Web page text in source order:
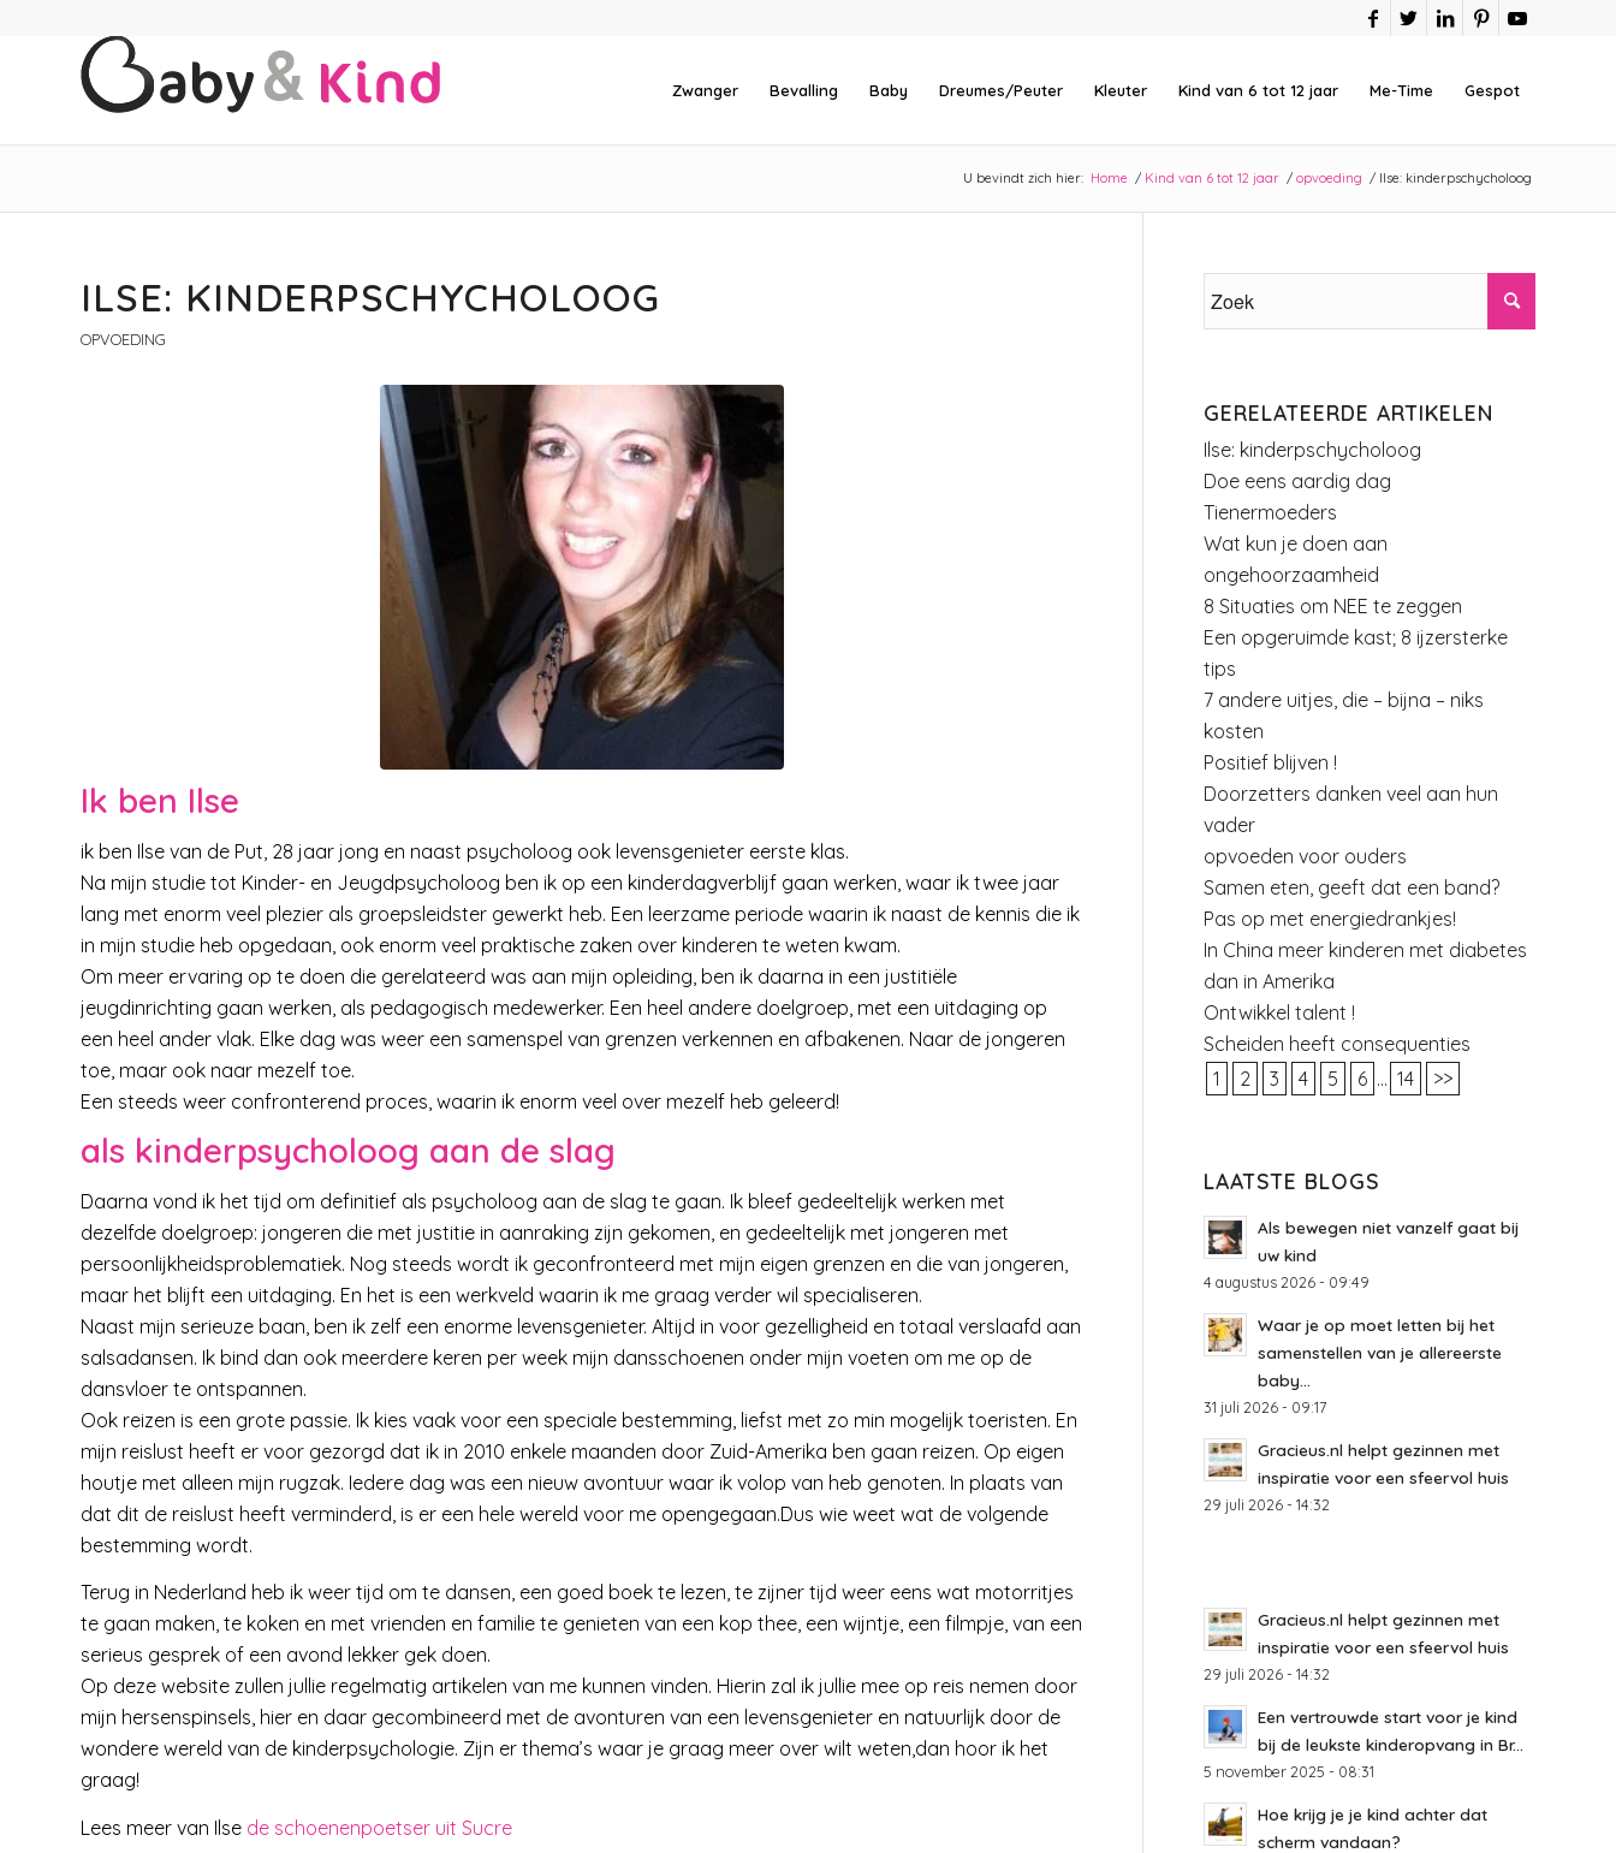
Zwanger Bevalling Baby Dreumes/Peuter Kleuter Kind van 6 tot 12 jaar Me-Time Gespot
U bevindt zich hier: Home / Kind van 6 tot 12 jaar / opvoeding / Ilse: kinderpschycholoog
ILSE: KINDERPSCHYCHOLOOG
OPVOEDING
Ik ben Ilse
ik ben Ilse van de Put, 28 jaar jong en naast psycholoog ook levensgenieter eerste klas.
Na mijn studie tot Kinder- en Jeugdpsycholoog ben ik op een kinderdagverblijf gaan werken, waar ik twee jaar
lang met enorm veel plezier als groepsleidster gewerkt heb. Een leerzame periode waarin ik naast de kennis die ik
in mijn studie heb opgedaan, ook enorm veel praktische zaken over kinderen te weten kwam.
Om meer ervaring op te doen die gerelateerd was aan mijn opleiding, ben ik daarna in een justitiële
jeugdinrichting gaan werken, als pedagogisch medewerker. Een heel andere doelgroep, met een uitdaging op
een heel ander vlak. Elke dag was weer een samenspel van grenzen verkennen en afbakenen. Naar de jongeren
toe, maar ook naar mezelf toe.
Een steeds weer confronterend proces, waarin ik enorm veel over mezelf heb geleerd!
als kinderpsycholoog aan de slag
Daarna vond ik het tijd om definitief als psycholoog aan de slag te gaan. Ik bleef gedeeltelijk werken met
dezelfde doelgroep: jongeren die met justitie in aanraking zijn gekomen, en gedeeltelijk met jongeren met
persoonlijkheidsproblematiek. Nog steeds wordt ik geconfronteerd met mijn eigen grenzen en die van jongeren,
maar het blijft een uitdaging. En het is een werkveld waarin ik me graag verder wil specialiseren.
Naast mijn serieuze baan, ben ik zelf een enorme levensgenieter. Altijd in voor gezelligheid en totaal verslaafd aan
salsadansen. Ik bind dan ook meerdere keren per week mijn dansschoenen onder mijn voeten om me op de
dansvloer te ontspannen.
Ook reizen is een grote passie. Ik kies vaak voor een speciale bestemming, liefst met zo min mogelijk toeristen. En
mijn reislust heeft er voor gezorgd dat ik in 2010 enkele maanden door Zuid-Amerika ben gaan reizen. Op eigen
houtje met alleen mijn rugzak. Iedere dag was een nieuw avontuur waar ik volop van heb genoten. In plaats van
dat dit de reislust heeft verminderd, is er een hele wereld voor me opengegaan.Dus wie weet wat de volgende
bestemming wordt.
Terug in Nederland heb ik weer tijd om te dansen, een goed boek te lezen, te zijner tijd weer eens wat motorritjes
te gaan maken, te koken en met vrienden en familie te genieten van een kop thee, een wijntje, een filmpje, van een
serieus gesprek of een avond lekker gek doen.
Op deze website zullen jullie regelmatig artikelen van me kunnen vinden. Hierin zal ik jullie mee op reis nemen door
mijn hersenspinsels, hier en daar gecombineerd met de avonturen van een levensgenieter en natuurlijk door de
wondere wereld van de kinderpsychologie. Zijn er thema’s waar je graag meer over wilt weten,dan hoor ik het
graag!
Lees meer van Ilse de schoenenpoetser uit Sucre
GERELATEERDE ARTIKELEN
Ilse: kinderpschycholoog
Doe eens aardig dag
Tienermoeders
Wat kun je doen aan
ongehoorzaamheid
8 Situaties om NEE te zeggen
Een opgeruimde kast; 8 ijzersterke
tips
7 andere uitjes, die – bijna – niks
kosten
Positief blijven !
Doorzetters danken veel aan hun
vader
opvoeden voor ouders
Samen eten, geeft dat een band?
Pas op met energiedrankjes!
In China meer kinderen met diabetes
dan in Amerika
Ontwikkel talent !
Scheiden heeft consequenties
1
2 3 4 5 6 ... 14 >>
LAATSTE BLOGS
Als bewegen niet vanzelf gaat bij
uw kind
4 augustus 2026 - 09:49
Waar je op moet letten bij het
samenstellen van je allereerste
baby...
31 juli 2026 - 09:17
Gracieus.nl helpt gezinnen met
inspiratie voor een sfeervol huis
29 juli 2026 - 14:32
Gracieus.nl helpt gezinnen met
inspiratie voor een sfeervol huis
29 juli 2026 - 14:32
Een vertrouwde start voor je kind
bij de leukste kinderopvang in Br...
5 november 2025 - 08:31
Hoe krijg je je kind achter dat
scherm vandaan?